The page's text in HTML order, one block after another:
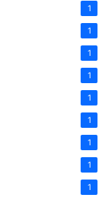
1
1
1
1
1
1
1
1
1